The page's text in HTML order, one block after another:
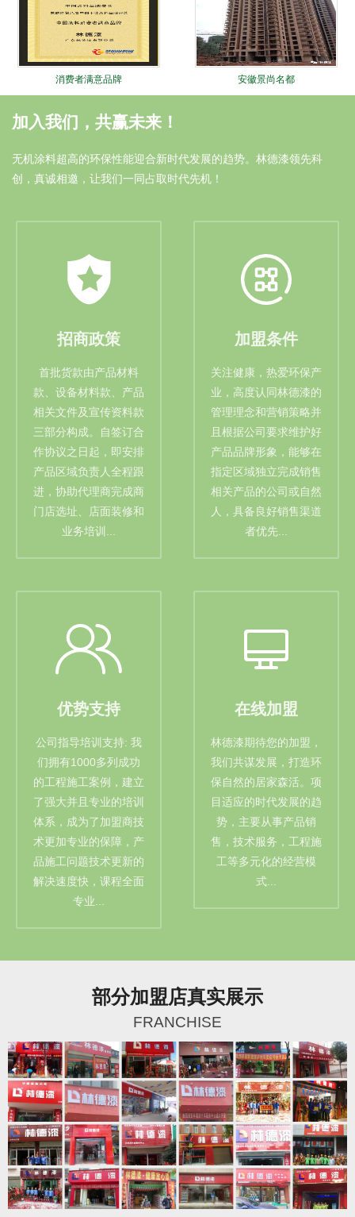
消费者满意品牌 安徽景尚名都
林德十大锐进证书 大连远洋广场
加入我们，共赢未来！
无机涂料超高的环保性能迎合新时代发展的趋势。林德漆领先科
创，真诚相邀，让我们一同占取时代先机！
招商政策
首批货款由产品材料
款、设备材料款、产品
相关文件及宣传资料款
三部分构成。自签订合
作协议之日起，即安排
产品区域负责人全程跟
进，协助代理商完成商
门店选址、店面装修和
业务培训...
加盟条件
关注健康，热爱环保产
业，高度认同林德漆的
管理理念和营销策略并
且根据公司要求维护好
产品品牌形象，能够在
指定区域独立完成销售
相关产品的公司或自然
人，具备良好销售渠道
者优先...
优势支持
公司指导培训支持: 我
们拥有1000多列成功
的工程施工案例，建立
了强大并且专业的培训
体系，成为了加盟商技
术更加专业的保障，产
品施工问题技术更新的
解决速度快，课程全面
专业...
在线加盟
林德漆期待您的加盟，
我们共谋发展，打造环
保自然的居家森活。项
目适应的时代发展的趋
势，主要从事产品销
售，技术服务，工程施
工等多元化的经营模
式...
部分加盟店真实展示
FRANCHISE